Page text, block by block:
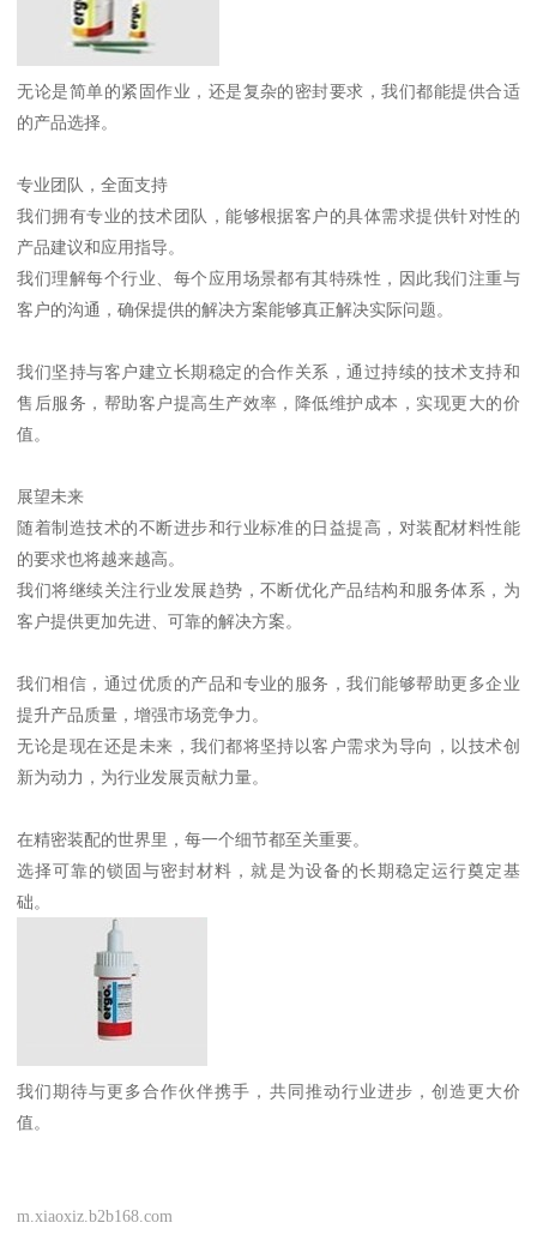
无论是简单的紧固作业，还是复杂的密封要求，我们都能提供合适
的产品选择。
专业团队，全面支持
我们拥有专业的技术团队，能够根据客户的具体需求提供针对性的
产品建议和应用指导。
我们理解每个行业、每个应用场景都有其特殊性，因此我们注重与
客户的沟通，确保提供的解决方案能够真正解决实际问题。
我们坚持与客户建立长期稳定的合作关系，通过持续的技术支持和
售后服务，帮助客户提高生产效率，降低维护成本，实现更大的价
值。
展望未来
随着制造技术的不断进步和行业标准的日益提高，对装配材料性能
的要求也将越来越高。
我们将继续关注行业发展趋势，不断优化产品结构和服务体系，为
客户提供更加先进、可靠的解决方案。
我们相信，通过优质的产品和专业的服务，我们能够帮助更多企业
提升产品质量，增强市场竞争力。
无论是现在还是未来，我们都将坚持以客户需求为导向，以技术创
新为动力，为行业发展贡献力量。
在精密装配的世界里，每一个细节都至关重要。
选择可靠的锁固与密封材料，就是为设备的长期稳定运行奠定基
础。
我们期待与更多合作伙伴携手，共同推动行业进步，创造更大价
值。
m.xiaoxiz.b2b168.com